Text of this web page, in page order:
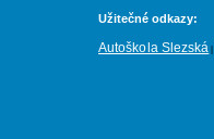
Užitečné odkazy:
Autoškola Slezská